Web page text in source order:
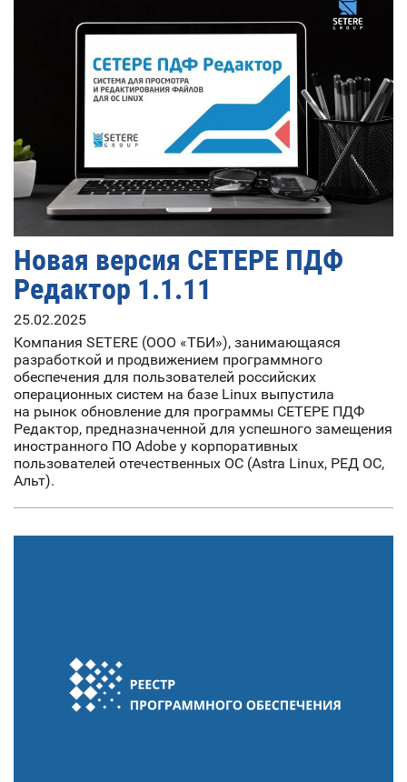
Новая версия СЕТЕРЕ ПДФ
Редактор 1.1.11
25.02.2025
Компания SETERE (ООО «ТБИ»), занимающаяся
разработкой и продвижением программного
обеспечения для пользователей российских
операционных систем на базе Linux выпустила
на рынок обновление для программы СЕТЕРЕ ПДФ
Редактор, предназначенной для успешного замещения
иностранного ПО Adobe у корпоративных
пользователей отечественных ОС (Astra Linux, РЕД ОС,
Альт).